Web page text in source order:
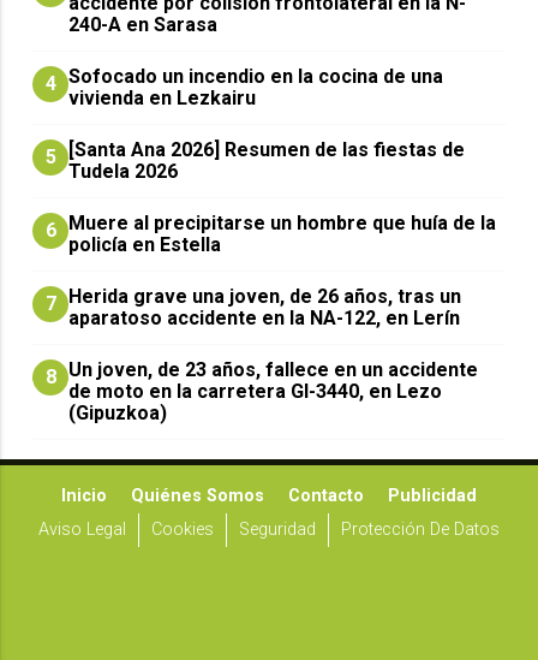
240-A en Sarasa
4 Sofocado un incendio en la cocina de una
vivienda en Lezkairu
5
[Santa Ana 2026] Resumen de las fiestas de
Tudela 2026
6 Muere al precipitarse un hombre que huía de la
policía en Estella
7 Herida grave una joven, de 26 años, tras un
aparatoso accidente en la NA-122, en Lerín
8 Un joven, de 23 años, fallece en un accidente
de moto en la carretera GI-3440, en Lezo
(Gipuzkoa)
Inicio Quiénes Somos Contacto
Publicidad
Aviso Legal
Cookies Seguridad Protección De Datos